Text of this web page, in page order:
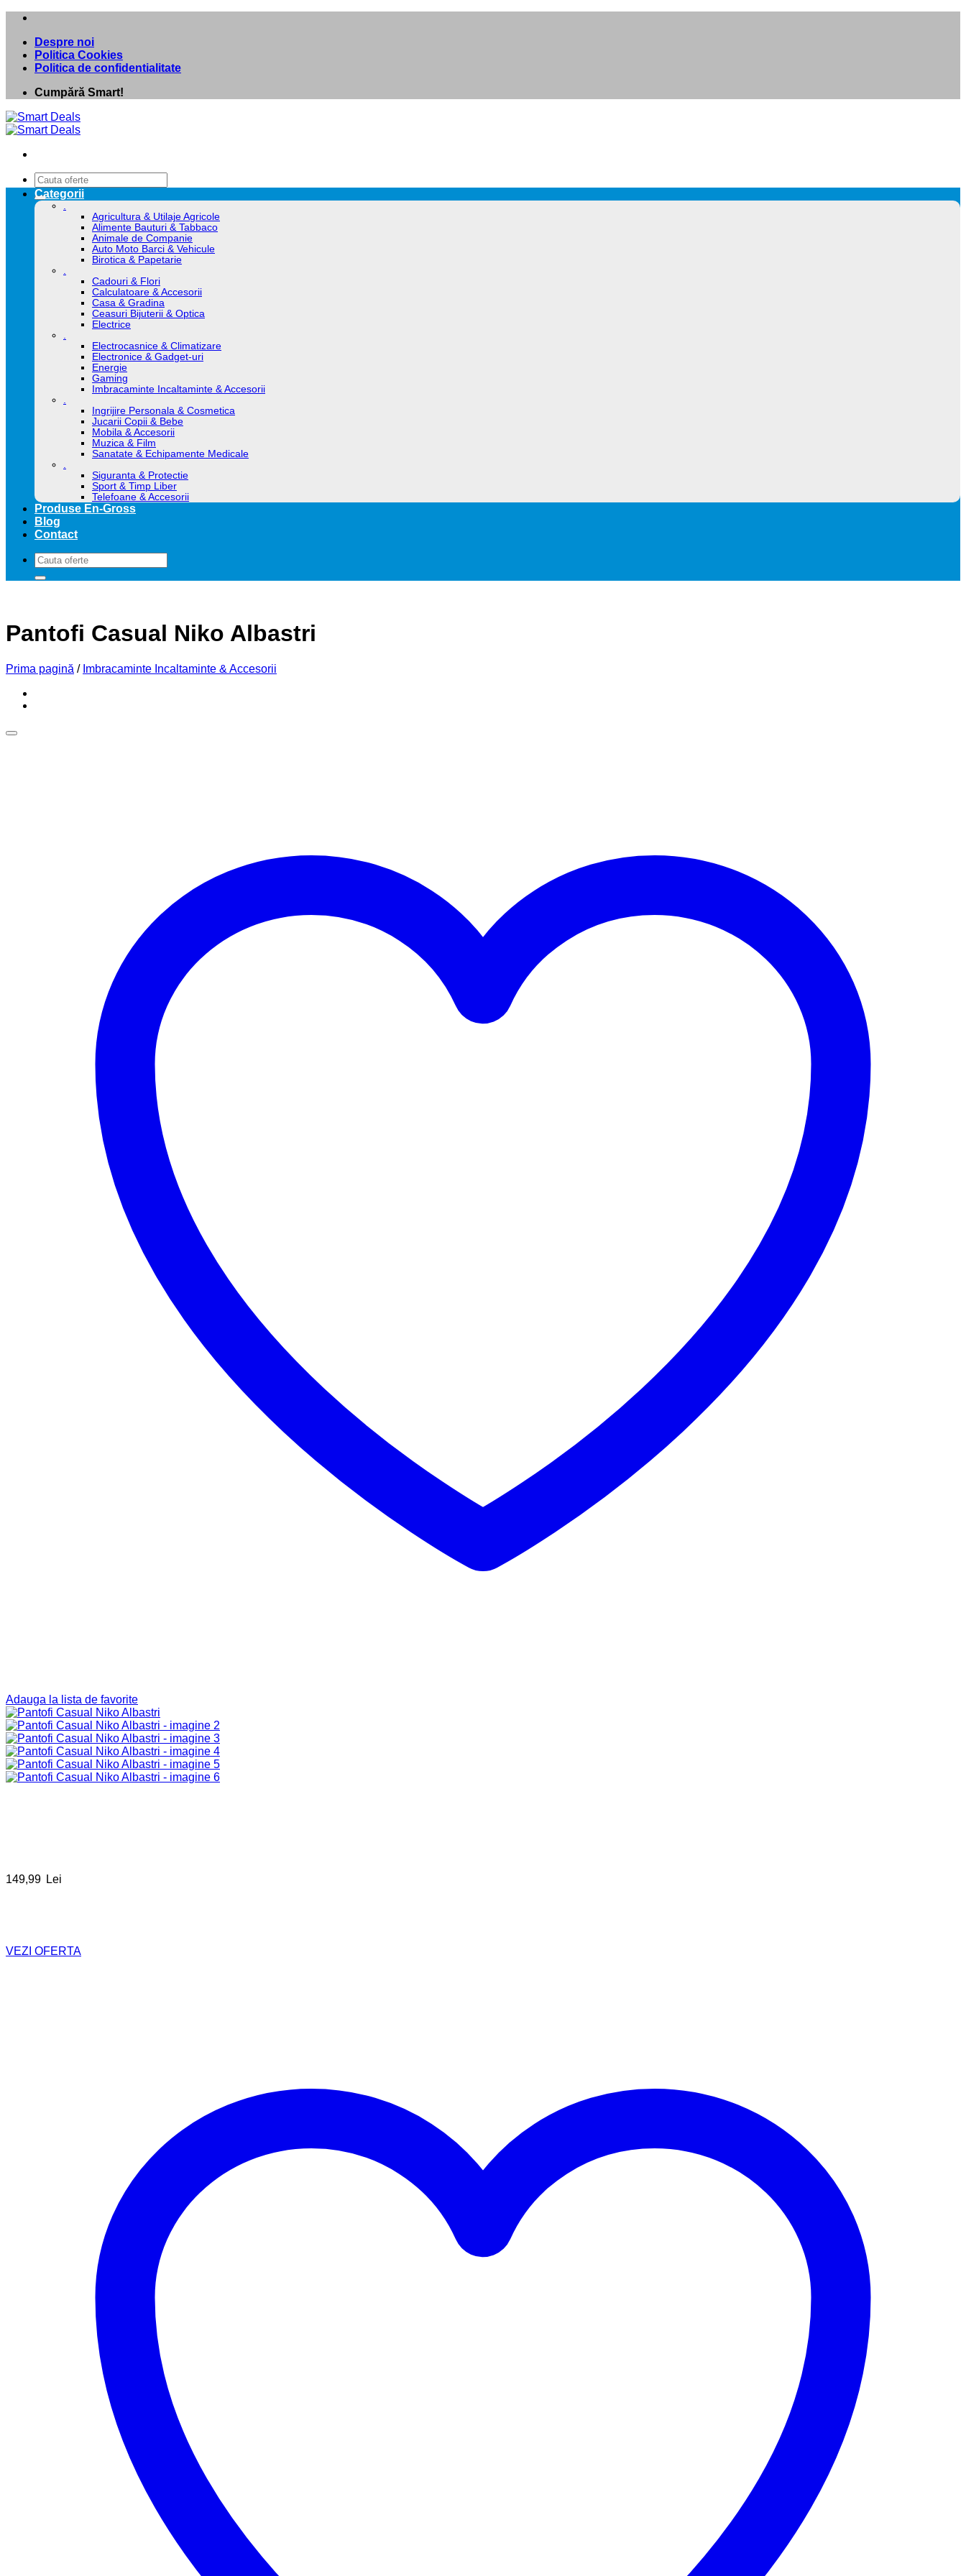
Skip
contentDespre noi
Politica Cookies
Politica de confidentialitate
Cumpără Smart!
Caută
după:
Categorii
.
Agricultura & Utilaje Agricole
Alimente Bauturi & Tabbaco
Animale de Companie
Auto Moto Barci & Vehicule
Birotica & Papetarie
.
Cadouri & Flori
Calculatoare & Accesorii
Casa & Gradina
Ceasuri Bijuterii & Optica
Electrice
.
Electrocasnice & Climatizare
Electronice & Gadget-uri
Energie
Gaming
Imbracaminte Incaltaminte & Accesorii
.
Ingrijire Personala & Cosmetica
Jucarii Copii & Bebe
Mobila & Accesorii
Muzica & Film
Sanatate & Echipamente Medicale
.
Siguranta & Protectie
Sport & Timp Liber
Telefoane & Accesorii
Produse En-Gross
Blog
Contact
Caută
după:
Pantofi Casual Niko Albastri
Prima pagină / Imbracaminte Incaltaminte & Accesorii
Adauga la lista de favorite
149,99 Lei
VEZI OFERTA